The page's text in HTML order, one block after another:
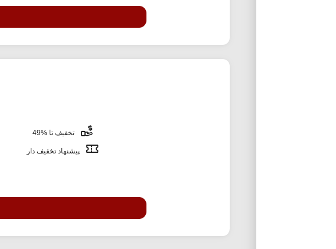
تخفیف تا %49
پیشنهاد تخفیف دار